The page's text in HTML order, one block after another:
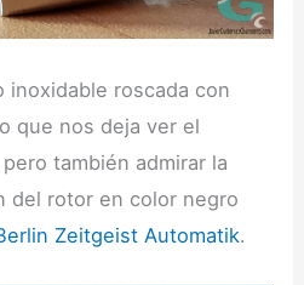
inoxidable roscada con
que nos deja ver el
también admirar la
del rotor en color negro
Zeitgeist Automatik.